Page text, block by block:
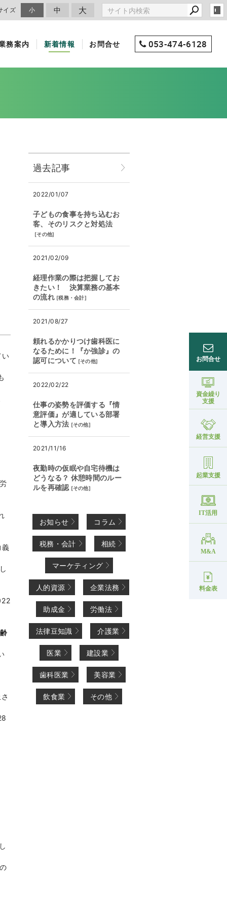
イズ 小 中 大
務案内 新着情報 お問合せ 053-474-6128
お問合せ
資金繰り
支援
経営支援
起業支援
IT活用
M&A
料金表
い
義
過去記事
2022/01/07
子どもの食事を持ち込むお
客、そのリスクと対処法
[その他]
2021/02/09
経理作業の際は把握してお
きたい！ 決算業務の基本
の流れ [税務・会計]
2021/08/27
頼れるかかりつけ歯科医に
なるために！『か強診』の
認可について [その他]
2022/02/22
仕事の姿勢を評価する『情
意評価』が適している部署
と導入方法 [その他]
2021/11/16
夜勤時の仮眠や自宅待機は
どうなる？ 休憩時間のルー
ルを再確認 [その他]
お知らせ コラム
税務・会計 相続
マーケティング
人的資源 企業法務
助成金 労働法
法律豆知識 介護業
医業 建設業
歯科医業 美容業
飲食業 その他